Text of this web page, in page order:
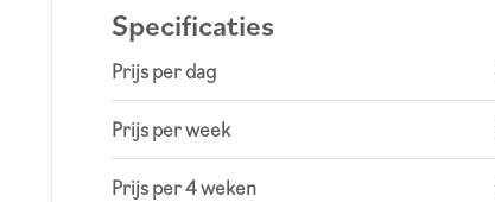
Specificaties
Prijs per dag
Prijs per week
Prijs per 4 weken